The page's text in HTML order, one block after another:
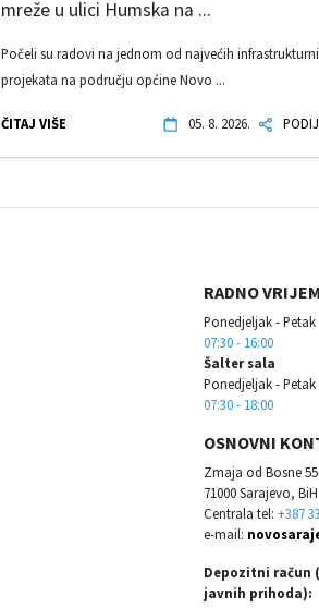
mreže u ulici Humska na ...
Počeli su radovi na jednom od najvećih
projekata na području općine Novo ...
ČITAJ VIŠE 05. 8. 2026.
RADNO
Ponedjeljak - Petak
07:30 - 16:00
Šalter sala
Ponedjeljak - Petak
07:30 - 18:00
OSNOVNI
Zmaja od Bosne 55
71000 Sarajevo, BiH
Centrala tel: +387
e-mail:
Depozitni račun
javnih prihoda):